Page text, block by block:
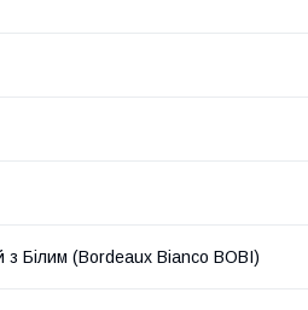
з Білим (Bordeaux Bianco BOBI)